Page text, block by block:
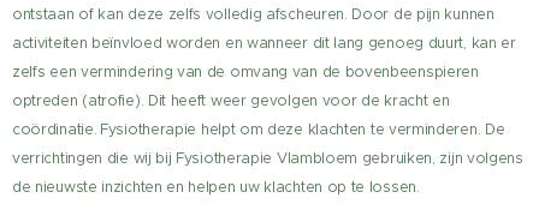
ontstaan of kan deze zelfs volledig afscheuren. Door de pijn kunnen
activiteiten beïnvloed worden en wanneer dit lang genoeg duurt, kan er
zelfs een vermindering van de omvang van de bovenbeenspieren
optreden (atrofie). Dit heeft weer gevolgen voor de kracht en
coördinatie. Fysiotherapie helpt om deze klachten te verminderen. De
verrichtingen die wij bij Fysiotherapie Vlambloem gebruiken, zijn volgens
de nieuwste inzichten en helpen uw klachten op te lossen.